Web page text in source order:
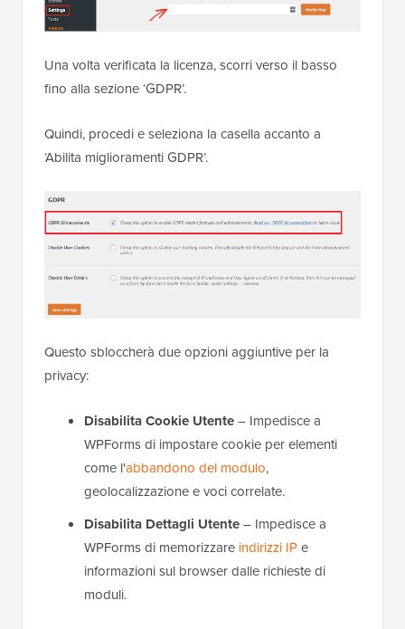
Una volta verificata la licenza, scorri verso il basso
fino alla sezione ‘GDPR’.
Quindi, procedi e seleziona la casella accanto a
‘Abilita miglioramenti GDPR’.
Questo sbloccherà due opzioni aggiuntive per la
privacy:
Disabilita Cookie Utente– Impedisce a
WPForms di impostare cookie per elementi
come l'abbandono del modulo,
geolocalizzazione e voci correlate.
Disabilita Dettagli Utente– Impedisce a
WPForms di memorizzare indirizzi IPe
informazioni sul browser dalle richieste di
moduli.